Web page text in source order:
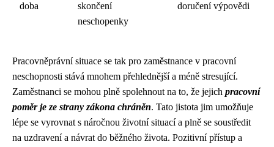
doba
skončení
neschopenky
doručení výpovědi
Pracovněprávní situace se tak pro zaměstnance v pracovní
neschopnosti stává mnohem přehlednější a méně stresující.
Zaměstnanci se mohou plně spolehnout na to, že jejich pracovní
poměr je ze strany zákona chráněn. Tato jistota jim umožňuje
lépe se vyrovnat s náročnou životní situací a plně se soustředit
na uzdravení a návrat do běžného života. Pozitivní přístup a